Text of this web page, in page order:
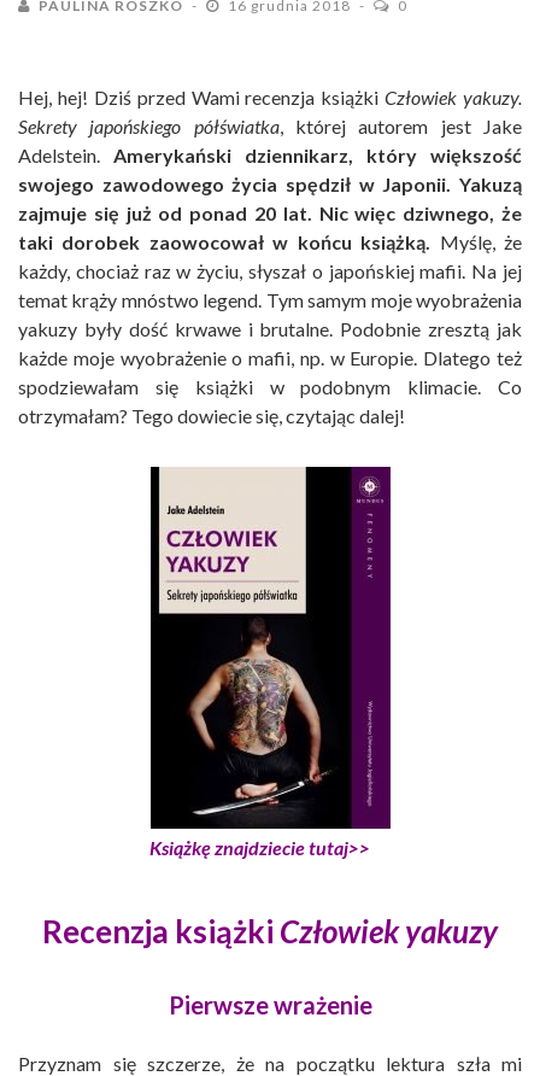
PAULINA ROSZKO 16 grudnia 2018 0
Hej, hej! Dziś przed Wami recenzja książkiCzłowiek yakuzy.
Sekrety japońskiego półświatka, której autorem jest Jake
Adelstein. Amerykański dziennikarz, który większość
swojego zawodowego życia spędził w Japonii. Yakuzą
zajmuje się już od ponad 20 lat. Nic więc dziwnego, że
taki dorobek zaowocował w końcu książką. Myślę, że
każdy, chociaż raz w życiu, słyszał o japońskiej mafii. Na jej
temat krąży mnóstwo legend. Tym samym moje wyobrażenia
yakuzy były dość krwawe i brutalne. Podobnie zresztą jak
każde moje wyobrażenie o mafii, np. w Europie. Dlatego też
spodziewałam się książki w podobnym klimacie. Co
otrzymałam? Tego dowiecie się, czytając dalej!
Książkę znajdziecie tutaj>>
Recenzja książki Człowiek yakuzy
Pierwsze wrażenie
Przyznam się szczerze, że na początku lektura szła mi